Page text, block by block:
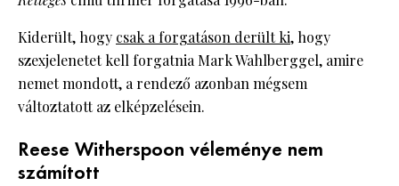
Kiderült, hogy csak a forgatáson derült ki, hogy
szexjelenetet kell forgatnia Mark Wahlberggel, amire
nemet mondott, a rendező azonban mégsem
változtatott az elképzelésein.
Reese Witherspoon véleménye nem
számított